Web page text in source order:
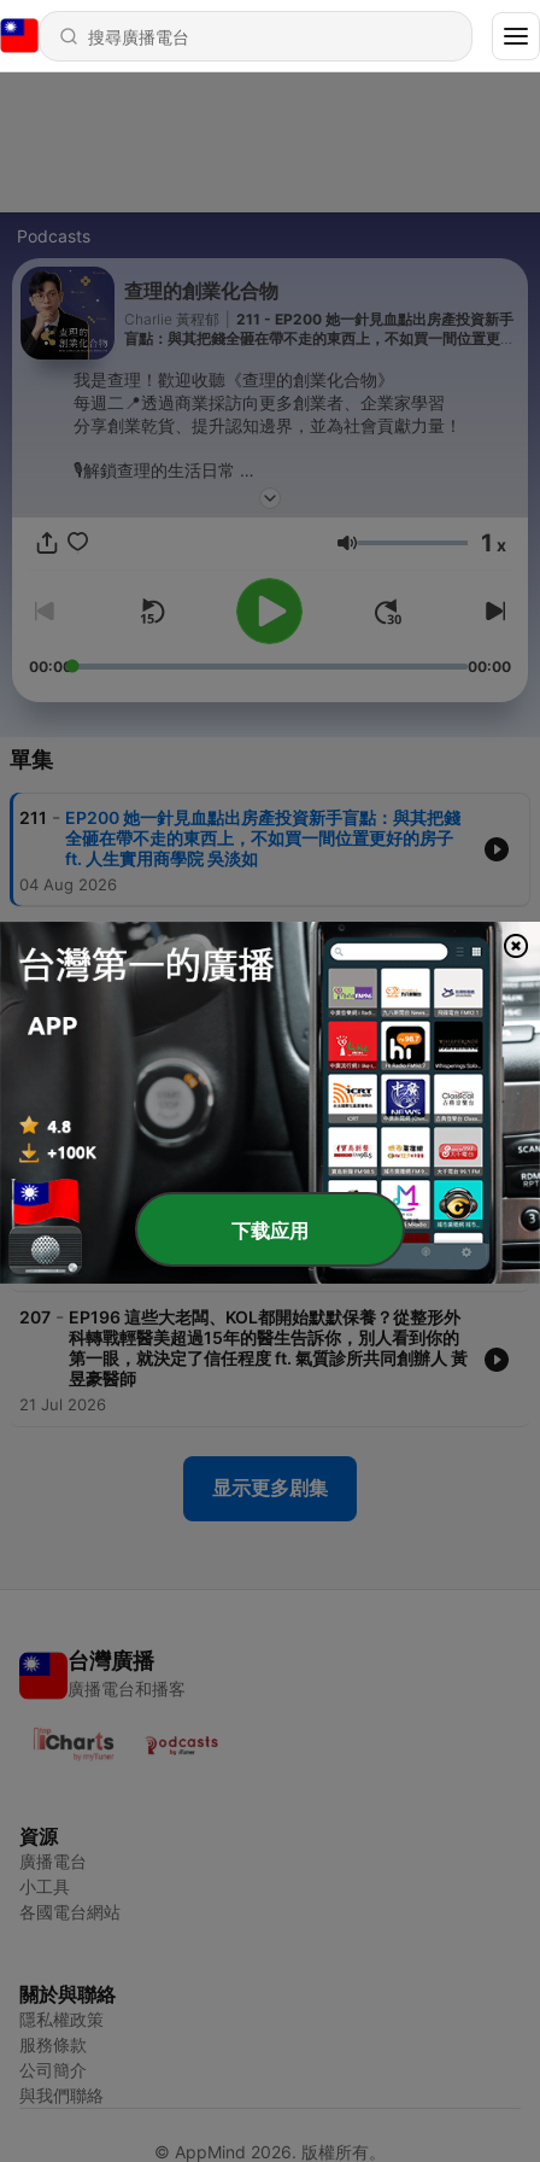
Podcasts
查理的創業化合物
Charlie 黃程郁
211 - EP200 她一針見血點出房產投資新手
盲點：與其把錢全砸在帶不走的東西上，不如買一間位置更好
我是查理！歡迎收聽《查理的創業化合物》
每週二📍透過商業採訪向更多創業者、企業家學習
分享創業乾貨、提升認知邊界，並為社會貢獻力量！
🎙️解鎖查理的生活日常
👉 https://www.instagram.com/charlie819698
【YouTube影像版】
【關注我們更多】
👉 https://portaly.cc/charlies.insight
音量 1 x
00:00 00:00
單集
211 - EP200 她一針見血點出房產投資新手盲點：與其把錢
全砸在帶不走的東西上，不如買一間位置更好的房子
ft. 人生實用商學院 吳淡如
04 Aug 2026
EP199 從 7 萬元起家到年營收破億，團購女王如何打
破流量迷思，聚焦在最信任你的鐵粉上 ft. 億萬團購女
王/Qual 韓國服飾創辦人 Coco 婉蓁
EP198 打滾業界30年，她看過太多老闆砸重本在外部
行銷，卻沒發現真正拖垮效率的，是團隊內部溝通不
良造成的隱形損耗 ft. 影響力品牌學創辦人 公關教母 丁
28 Jul 2026
208 - EP197 廣告費持續燒，卻總是達不到目標？奧美創意
總監告訴你，能讓人願意看第二次的內容，才真正替
品牌賺錢 ft. 奧美集團 執⾏創意總監暨社群總指導 蔣依
潔
24 Jul 2026
207 - EP196 這些大老闆、KOL都開始默默保養？從整形外
科轉戰輕醫美超過15年的醫生告訴你，別人看到你的
第一眼，就決定了信任程度 ft. 氣質診所共同創辦人 黃
昱豪醫師
21 Jul 2026
显示更多剧集
台灣廣播
廣播電台和播客
資源
廣播電台
小工具
各國電台網站
關於與聯絡
隱私權政策
服務條款
公司簡介
與我們聯絡
© AppMind 2026. 版權所有。
下载应用